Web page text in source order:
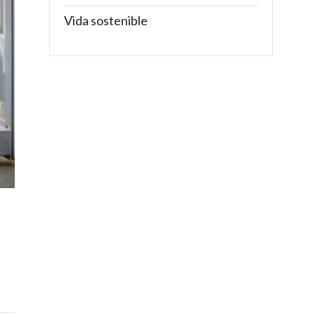
Vida sostenible